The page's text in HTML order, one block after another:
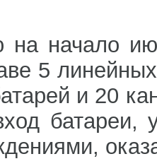
на начало
5
и 20
батареи,